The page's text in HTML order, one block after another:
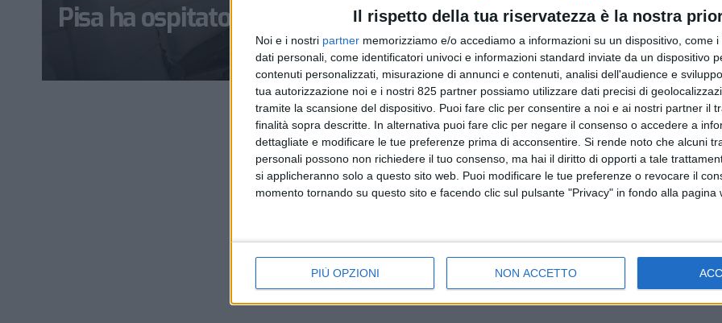
Il rispetto della tua riservatezza è la nostra
Noi e i nostri partner memorizziamo e/o accediamo a informazioni su un dispositivo, come
dati personali, come identificatori univoci e informazioni standard inviate da un dispositivo
contenuti personalizzati, misurazione di annunci e contenuti, analisi dell'audience e
tua autorizzazione noi e i nostri 825 partner possiamo utilizzare dati precisi di
tramite la scansione del dispositivo. Puoi fare clic per consentire a noi e ai nostri partner il
finalità sopra descritte. In alternativa puoi fare clic per negare il consenso o accedere a
dettagliate e modificare le tue preferenze prima di acconsentire. Si rende noto che alcuni
personali possono non richiedere il tuo consenso, ma hai il diritto di opporti a tale
si applicheranno solo a questo sito web. Puoi modificare le tue preferenze o revocare il
momento tornando su questo sito e facendo clic sul pulsante "Privacy" in fondo alla pagina
PIÙ OPZIONI NON ACCETTO
Pisa ha ospitato l’ultimo charter aereo di Bollorè Logistics